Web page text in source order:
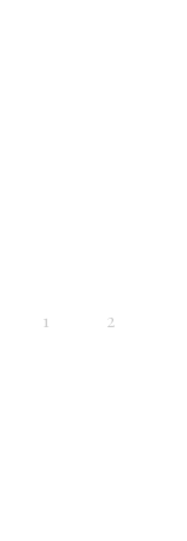
1 2